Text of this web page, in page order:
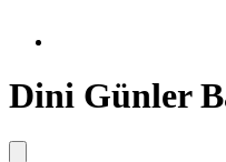
Dini Günler